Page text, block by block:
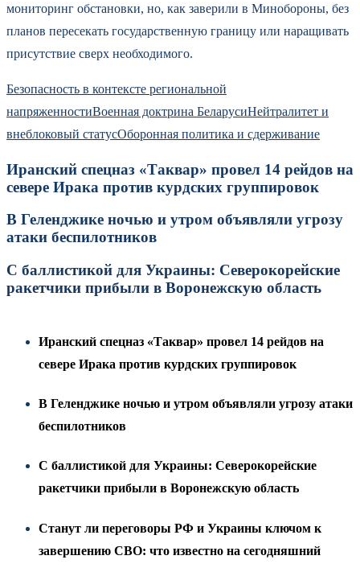
мониторинг обстановки, но, как заверили в Минобороны, без
планов пересекать государственную границу или наращивать
присутствие сверх необходимого.
Безопасность в контексте региональной
напряженностиВоенная доктрина БеларусиНейтралитет и
внеблоковый статусОборонная политика и сдерживание
Иранский спецназ «Таквар» провел 14 рейдов на
севере Ирака против курдских группировок
В Геленджике ночью и утром объявляли угрозу
атаки беспилотников
С баллистикой для Украины: Северокорейские
ракетчики прибыли в Воронежскую область
Иранский спецназ «Таквар» провел 14 рейдов на
севере Ирака против курдских группировок
В Геленджике ночью и утром объявляли угрозу атаки
беспилотников
С баллистикой для Украины: Северокорейские
ракетчики прибыли в Воронежскую область
Станут ли переговоры РФ и Украины ключом к
завершению СВО: что известно на сегодняшний